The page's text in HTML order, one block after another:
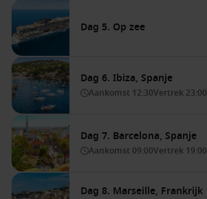
Dag 5. Op zee
Dag 6. Ibiza, Spanje
Aankomst 12:30Vertrek 23:00
Dag 7. Barcelona, Spanje
Aankomst 09:00Vertrek 19:00
Dag 8. Marseille, Frankrijk